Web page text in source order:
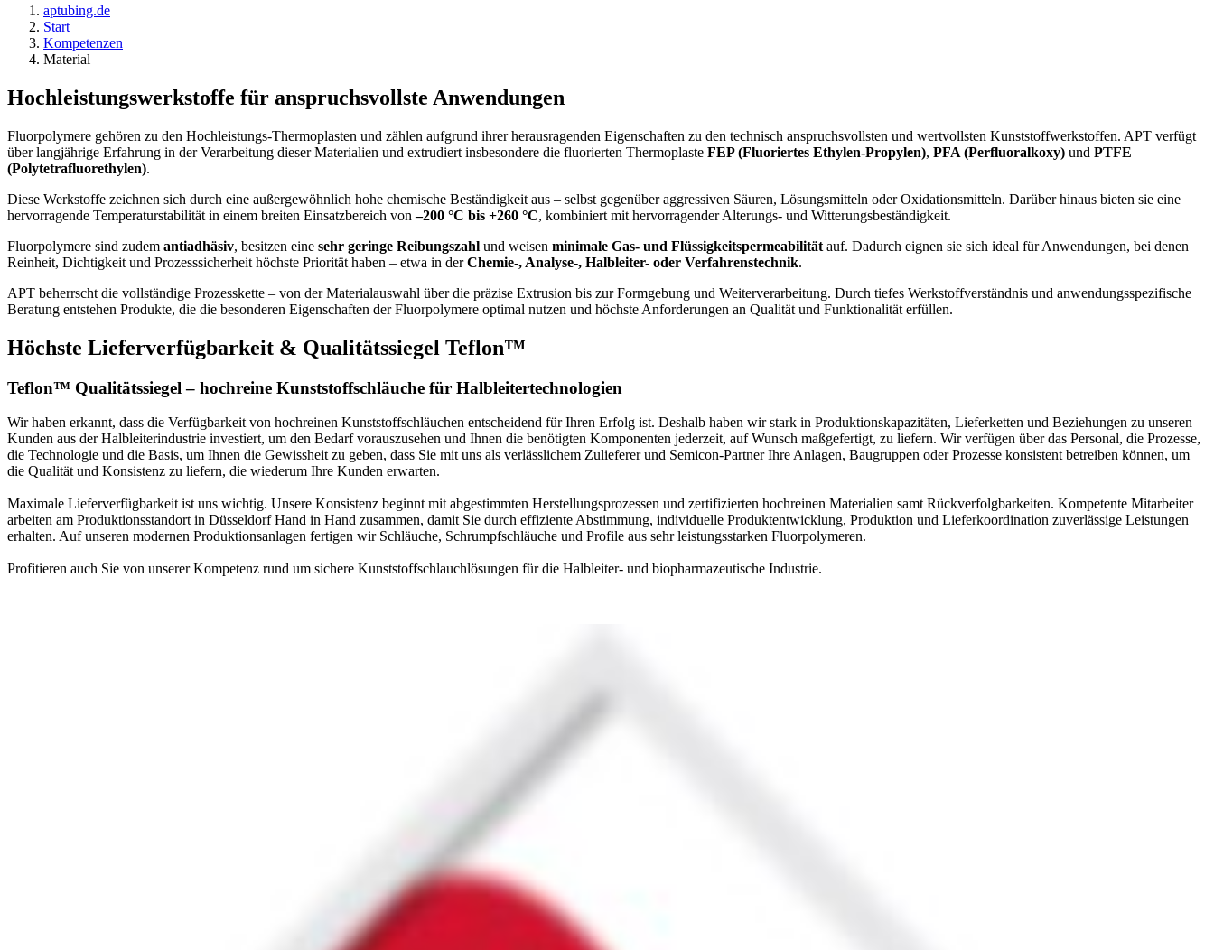
aptubing.de
Start
Kompetenzen
Material
Hochleistungswerkstoffe für anspruchsvollste Anwendungen
Fluorpolymere gehören zu den Hochleistungs-Thermoplasten und zählen aufgrund ihrer herausragenden Eigenschaften zu den technisch anspruchsvollsten und wertvollsten Kunststoffwerkstoffen. APT verfügt
über langjährige Erfahrung in der Verarbeitung dieser Materialien und extrudiert insbesondere die fluorierten Thermoplaste FEP (Fluoriertes Ethylen-Propylen), PFA (Perfluoralkoxy) und PTFE
(Polytetrafluorethylen).
Diese Werkstoffe zeichnen sich durch eine außergewöhnlich hohe chemische Beständigkeit aus – selbst gegenüber aggressiven Säuren, Lösungsmitteln oder Oxidationsmitteln. Darüber hinaus bieten sie eine
hervorragende Temperaturstabilität in einem breiten Einsatzbereich von–200 °C bis +260 °C, kombiniert mit hervorragender Alterungs- und Witterungsbeständigkeit.
Fluorpolymere sind zudem antiadhäsiv, besitzen eine sehr geringe Reibungszahl und weisen minimale Gas- und Flüssigkeitspermeabilität auf. Dadurch eignen sie sich ideal für Anwendungen, bei denen
Reinheit, Dichtigkeit und Prozesssicherheit höchste Priorität haben – etwa in derChemie-, Analyse-, Halbleiter- oder Verfahrenstechnik.
APT beherrscht die vollständige Prozesskette – von der Materialauswahl über die präzise Extrusion bis zur Formgebung und Weiterverarbeitung. Durch tiefes Werkstoffverständnis und anwendungsspezifische
Beratung entstehen Produkte, die die besonderen Eigenschaften der Fluorpolymere optimal nutzen und höchste Anforderungen an Qualität und Funktionalität erfüllen.
Höchste Lieferverfügbarkeit & Qualitätssiegel Teflon™
Teflon™ Qualitätssiegel – hochreine Kunststoffschläuche für Halbleitertechnologien
Wir haben erkannt, dass die Verfügbarkeit von hochreinen Kunststoffschläuchen entscheidend für Ihren Erfolg ist. Deshalb haben wir stark in Produktionskapazitäten, Lieferketten und Beziehungen zu unseren
Kunden aus der Halbleiterindustrie investiert, um den Bedarf vorauszusehen und Ihnen die benötigten Komponenten jederzeit, auf Wunsch maßgefertigt, zu liefern. Wir verfügen über das Personal, die Prozesse,
die Technologie und die Basis, um Ihnen die Gewissheit zu geben, dass Sie mit uns als verlässlichem Zulieferer und Semicon-Partner Ihre Anlagen, Baugruppen oder Prozesse konsistent betreiben können, um
die Qualität und Konsistenz zu liefern, die wiederum Ihre Kunden erwarten.
Maximale Lieferverfügbarkeit ist uns wichtig. Unsere Konsistenz beginnt mit abgestimmten Herstellungsprozessen und zertifizierten hochreinen Materialien samt Rückverfolgbarkeiten. Kompetente Mitarbeiter
arbeiten am Produktionsstandort in Düsseldorf Hand in Hand zusammen, damit Sie durch effiziente Abstimmung, individuelle Produktentwicklung, Produktion und Lieferkoordination zuverlässige Leistungen
erhalten. Auf unseren modernen Produktionsanlagen fertigen wir Schläuche, Schrumpfschläuche und Profile aus sehr leistungsstarken Fluorpolymeren.
Profitieren auch Sie von unserer Kompetenz rund um sichere Kunststoffschlauchlösungen für die Halbleiter- und biopharmazeutische Industrie.